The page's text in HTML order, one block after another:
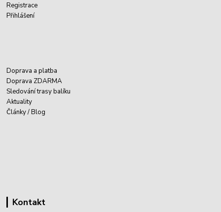
Registrace
Přihlášení
Doprava a platba
Doprava ZDARMA
Sledování trasy balíku
Aktuality
Články / Blog
Kontakt